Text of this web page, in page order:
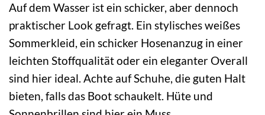
Auf dem Wasser ist ein schicker, aber dennoch
praktischer Look gefragt. Ein stylisches weißes
Sommerkleid, ein schicker Hosenanzug in einer
leichten Stoffqualität oder ein eleganter Overall
sind hier ideal. Achte auf Schuhe, die guten Halt
bieten, falls das Boot schaukelt. Hüte und